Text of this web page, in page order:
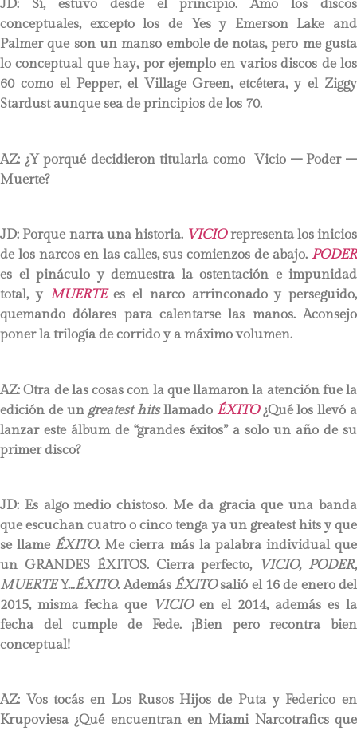
JD: Sí, estuvo desde el principio. Amo los discos
conceptuales, excepto los de Yes y Emerson Lake and
Palmer que son un manso embole de notas, pero me gusta
lo conceptual que hay, por ejemplo en varios discos de los
60 como el Pepper, el Village Green, etcétera, y el Ziggy
Stardust aunque sea de principios de los 70.
AZ: ¿Y porqué decidieron titularla como Vicio – Poder –
Muerte?
JD: Porque narra una historia. VICIOrepresenta los inicios
de los narcos en las calles, sus comienzos de abajo. PODER
es el pináculo y demuestra la ostentación e impunidad
total, y MUERTE es el narco arrinconado y perseguido,
quemando dólares para calentarse las manos. Aconsejo
poner la trilogía de corrido y a máximo volumen.
AZ: Otra de las cosas con la que llamaron la atención fue la
edición de un greatest hitsllamado ÉXITO¿Qué los llevó a
lanzar este álbum de “grandes éxitos” a solo un año de su
primer disco?
JD: Es algo medio chistoso. Me da gracia que una banda
que escuchan cuatro o cinco tenga ya un greatest hits y que
se llame ÉXITO. Me cierra más la palabra individual que
un GRANDES ÉXITOS. Cierra perfecto, VICIO, PODER,
MUERTEY…ÉXITO. Además ÉXITOsalió el 16 de enero del
2015, misma fecha que VICIOen el 2014, además es la
fecha del cumple de Fede. ¡Bien pero recontra bien
conceptual!
AZ: Vos tocás en Los Rusos Hijos de Puta y Federico en
Krupoviesa ¿Qué encuentran en Miami Narcotrafics que